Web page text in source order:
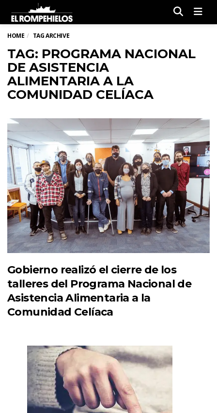
HOME TAG ARCHIVE
TAG: PROGRAMA NACIONAL
DE ASISTENCIA
ALIMENTARIA A LA
COMUNIDAD CELÍACA
Gobierno realizó el cierre de los
talleres del Programa Nacional de
Asistencia Alimentaria a la
Comunidad Celíaca